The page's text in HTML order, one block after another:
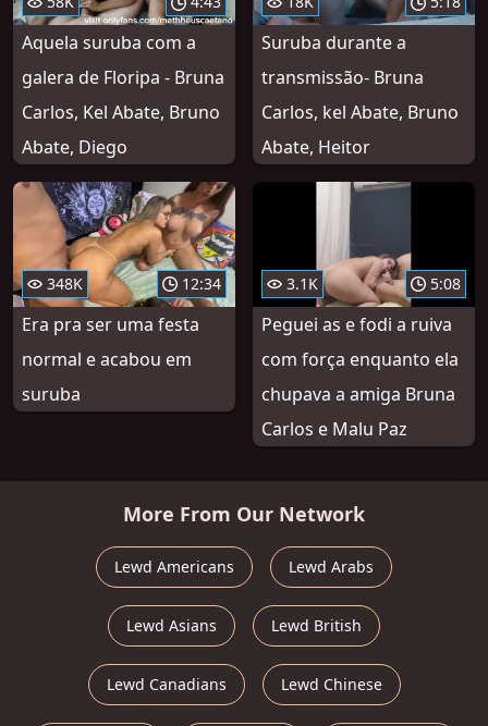
Aquela suruba com a
galera de Floripa - Bruna
Carlos, Kel Abate, Bruno
Abate, Diego
Suruba durante a
transmissão- Bruna
Carlos, kel Abate, Bruno
Abate, Heitor
348K 12:34
Era pra ser uma festa
normal e acabou em
suruba
3.1K 5:08
Peguei as e fodi a ruiva
com força enquanto ela
chupava a amiga Bruna
Carlos e Malu Paz
More From Our Network
Lewd Americans Lewd Arabs
Lewd Asians Lewd British
Lewd Canadians Lewd Chinese